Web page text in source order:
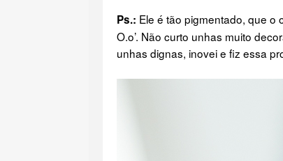
Ps.: Ele é tão pigmentado, que o
O.o’. Não curto unhas muito
unhas dignas, inovei e fiz essa